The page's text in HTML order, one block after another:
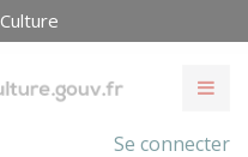
Se connecter